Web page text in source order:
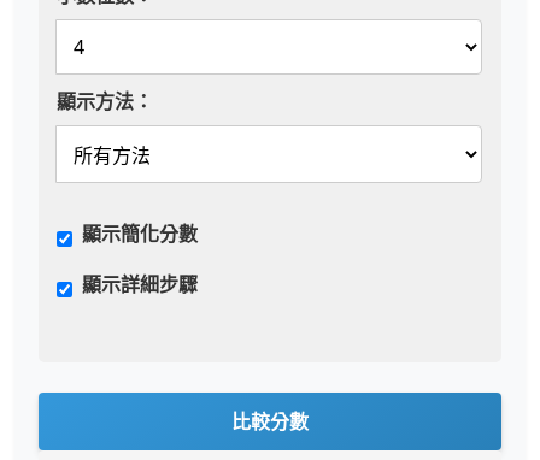
顯示方法：
顯示簡化分數
顯示詳細步驟
比較分數